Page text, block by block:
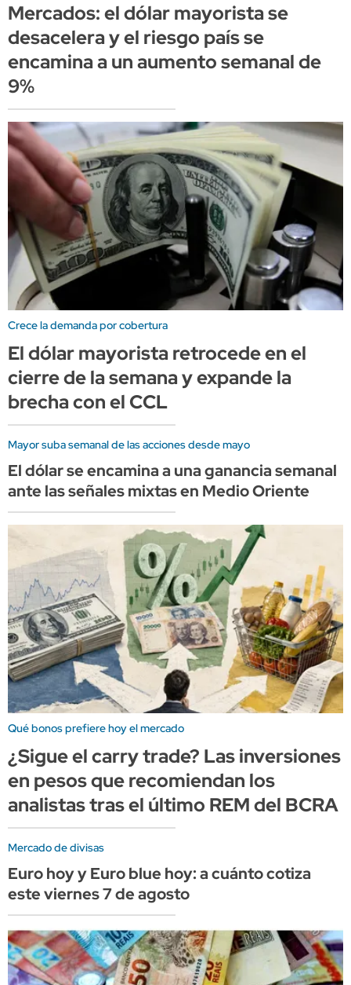
Mercados: el dólar mayorista se
desacelera y el riesgo país se
encamina a un aumento semanal de
9%
Crece la demanda por cobertura
El dólar mayorista retrocede en el
cierre de la semana y expande la
brecha con el CCL
Mayor suba semanal de las acciones desde mayo
El dólar se encamina a una ganancia semanal
ante las señales mixtas en Medio Oriente
Qué bonos prefiere hoy el mercado
¿Sigue el carry trade? Las inversiones
en pesos que recomiendan los
analistas tras el último REM del BCRA
Mercado de divisas
Euro hoy y Euro blue hoy: a cuánto cotiza
este viernes 7 de agosto